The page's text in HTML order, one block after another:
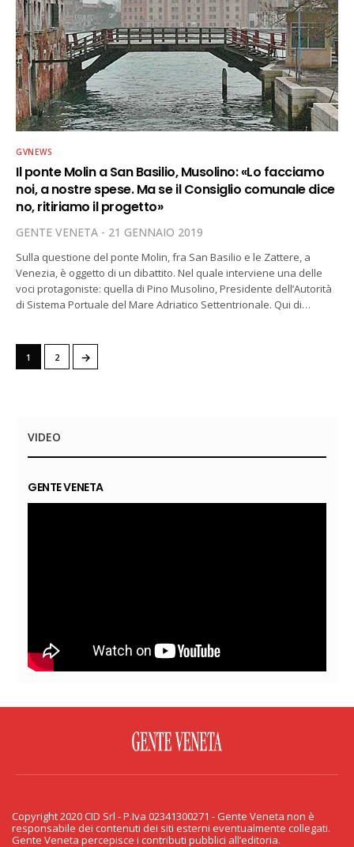
GVNEWS
Il ponte Molin a San Basilio, Musolino: «Lo facciamo
noi, a nostre spese. Ma se il Consiglio comunale dice
no, ritiriamo il progetto»
GENTE VENETA 21 GENNAIO 2019
Sulla questione del ponte Molin, fra San Basilio e le Zattere, a
Venezia, è oggetto di un dibattito. Nel quale interviene una delle
voci protagoniste: quella di Pino Musolino, Presidente dell’Autorità
di Sistema Portuale del Mare Adriatico Settentrionale. Qui di…
1 2 →
VIDEO
GENTE VENETA
PRIVACY & COOKIE
Copyright 2020 CID Srl - P.Iva 02341300271 - Gente Veneta non è responsabile
Copyright 2020 CID Srl - P.Iva 02341300271 - Gente Veneta non è
responsabile dei contenuti dei siti esterni eventualmente collegati.
Gente Veneta percepisce i contributi pubblici all’editoria.